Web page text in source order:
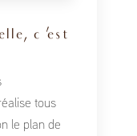
c 'est
tous
le plan de